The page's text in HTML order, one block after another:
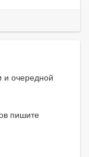
и очередной
пишите